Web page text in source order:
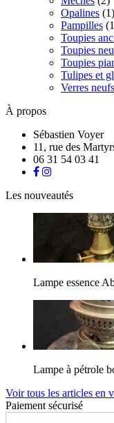
Opalines (1)
Pampilles
Toupies
Toupies
Toupies
Tulipes et
Verres neufs
À propos
Sébastien Voyer
11, rue des
06 31 54 03 41
Les nouveautés
Lampe essence
Lampe à pétrole
Voir tous les articles en
Paiement sécurisé